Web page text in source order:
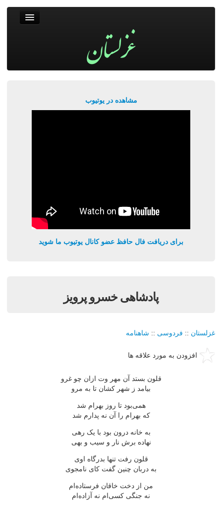
مشاهده در یوتیوب
برای دریافت فال حافظ عضو کانال یوتیوب ما شوید
پادشاهی خسرو پرویز
غزلستان :: فردوسی :: شاهنامه
افزودن به مورد علاقه ها
قلون بستد آن مهر وت ازان چو غرو
بیامد ز شهر کشان تا به مرو
همی‌بود تا روز بهرام شد
که بهرام را آن نه پدارم شد
به خانه درون بود با یک رهی
نهاده برش نار و سیب و بهی
قلون رفت تنها بدرگاه اوی
به دربان چنین گفت کای نامجوی
من از دخت خاقان فرستاده‌ام
نه جنگی کسی‌ام نه آزاده‌ام